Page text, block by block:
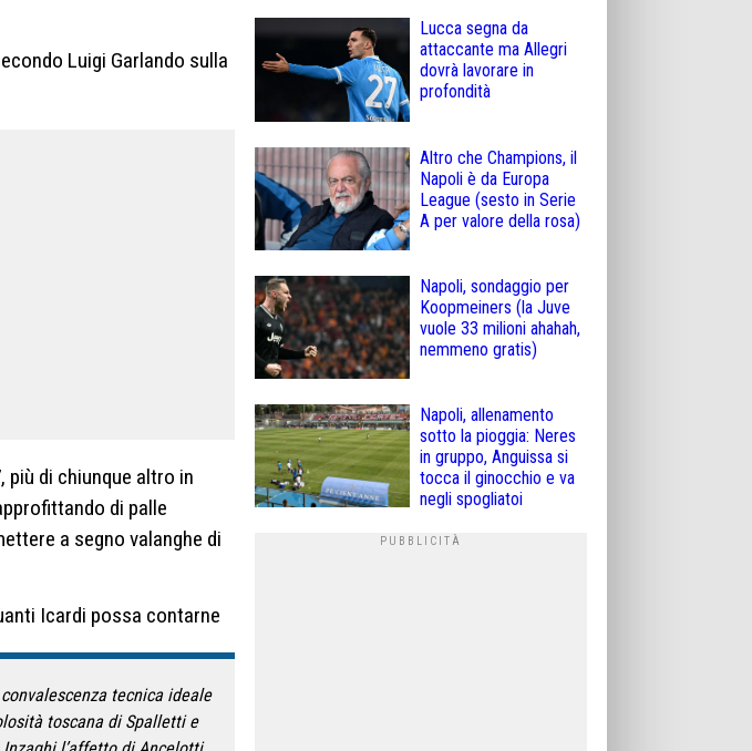
Luigi Garlando sulla
di chiunque altro in
di palle
a segno valanghe di
Icardi possa contarne
tecnica ideale
toscana di Spalletti e
Lucca segna da
attaccante ma Allegri
dovrà lavorare in
profondità
Altro che Champions, il
Napoli è da Europa
League (sesto in Serie
A per valore della rosa)
Napoli, sondaggio per
Koopmeiners (la Juve
vuole 33 milioni ahahah,
nemmeno gratis)
Napoli, allenamento
sotto la pioggia: Neres
in gruppo, Anguissa si
tocca il ginocchio e va
negli spogliatoi